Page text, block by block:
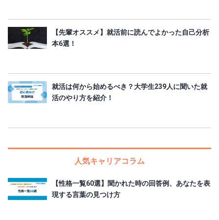
【先輩オススメ】就活前に読んでよかった自己分析
本6選！
就活は何から始めるべき？大学生239人に聞いた就
活のやり方を紹介！
人気キャリアコラム
【性格一覧60選】聞かれた時の回答例、あなたを表
現する言葉の見つけ方